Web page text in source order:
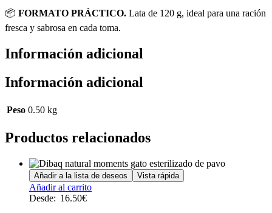
📦 FORMATO PRÁCTICO. Lata de 120 g, ideal para una ración
fresca y sabrosa en cada toma.
Información adicional
Información adicional
Peso 0.50 kg
Productos relacionados
Añadir a la lista de deseos Vista rápida
Añadir al carritoEste
Desde: 16.50€